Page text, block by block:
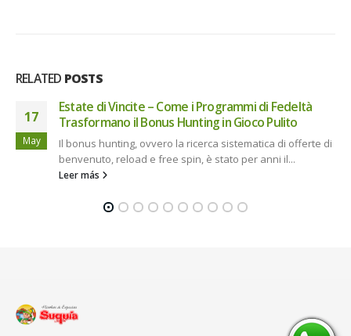
RELATED POSTS
di
05
Jun
De Ultieme Gids voor Veilig en Plezierig
Skyhills Casino
Een goede online casino‑ervaring begint met de
kennis. Veel Nederlandse spelers zoeken een
dat zowel spannend als betrouwbaar...